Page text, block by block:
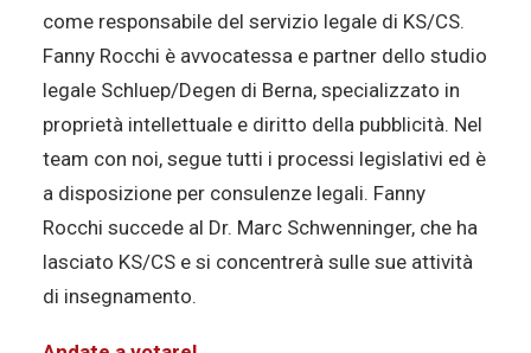
come responsabile del servizio legale di KS/CS.
Fanny Rocchi è avvocatessa e partner dello studio
legale Schluep/Degen di Berna, specializzato in
proprietà intellettuale e diritto della pubblicità. Nel
team con noi, segue tutti i processi legislativi ed è
a disposizione per consulenze legali. Fanny
Rocchi succede al Dr. Marc Schwenninger, che ha
lasciato KS/CS e si concentrerà sulle sue attività
di insegnamento.